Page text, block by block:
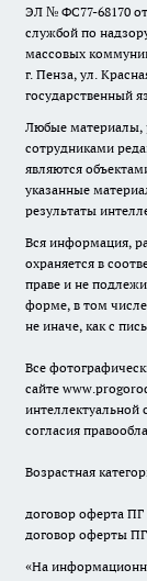
ЭЛ № ФС77-68170 от
службой по
массовых
г. Пенза, ул.
государственный
Любые материалы,
сотрудниками
являются
указанные
результаты
Вся информация,
охраняется в
праве и не
форме, в том
не иначе, как с
Все
сайте
интеллектуальной
согласия
Возрастная
договор оферта
договор оферты
«На